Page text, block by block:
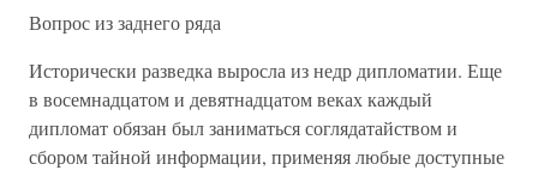
Вопрос из заднего ряда
Исторически разведка выросла из недр дипломатии. Еще
в восемнадцатом и девятнадцатом веках каждый
дипломат обязан был заниматься соглядатайством и
сбором тайной информации, применяя любые доступные